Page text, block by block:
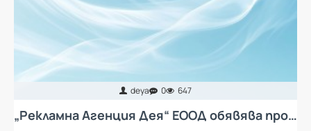
deya 0 647
„Рекламна Агенция Дея“ ЕООД обявява процедура за избор на изпълнител с предмет „Доставка и монтаж на колективни предпазни средства за защита от неблагоприятен микроклимат за работещите в „Рекламна Агенция Дея“ ЕООД - въздухопречистватели“